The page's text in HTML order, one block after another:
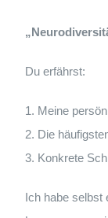
Du erfährst:
Meine
Die
Konkrete
Ich habe selbst